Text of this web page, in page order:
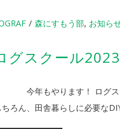
森にすもう部, お知ら
グスクール2023
年もやります！ ログスク
ちろん、田舎暮らしに必要な